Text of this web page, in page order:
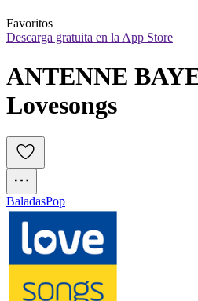
Favoritos
Descarga gratuita en la App Store
ANTENNE
Lovesongs
BaladasPop